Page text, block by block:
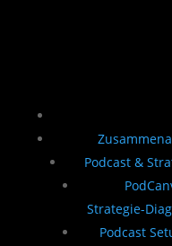
Podcast &
Strategie-
Podcast